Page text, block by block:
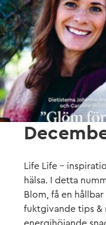
Life Life -
hälsa. I detta
Blom, få en
fuktgivande tips
energihöjande